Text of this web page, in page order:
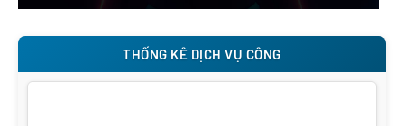
THỐNG KÊ DỊCH VỤ CÔNG